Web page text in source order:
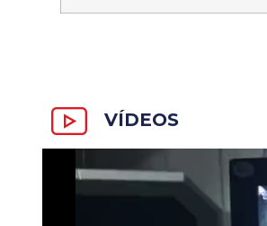
VÍDEOS